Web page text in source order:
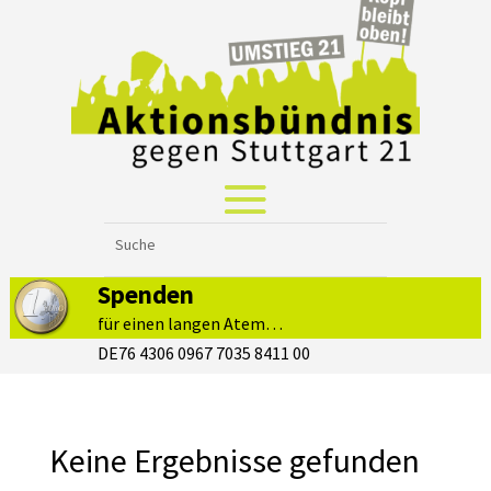
Spenden
für einen langen Atem…
DE76 4306 0967 7035 8411 00
Keine Ergebnisse gefunden